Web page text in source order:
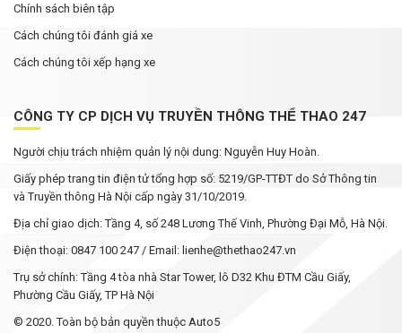
Chính sách biên tập
Cách chúng tôi đánh giá xe
Cách chúng tôi xếp hạng xe
CÔNG TY CP DỊCH VỤ TRUYỀN THÔNG THỂ THAO 247
Người chịu trách nhiệm quản lý nội dung: Nguyễn Huy Hoàn.
Giấy phép trang tin điện tử tổng hợp số: 5219/GP-TTĐT do Sở Thông tin
và Truyền thông Hà Nội cấp ngày 31/10/2019.
Địa chỉ giao dịch: Tầng 4, số 248 Lương Thế Vinh, Phường Đại Mỗ, Hà Nội.
Điện thoại: 0847 100 247 / Email: lienhe@thethao247.vn
Trụ sở chính: Tầng 4 tòa nhà Star Tower, lô D32 Khu ĐTM Cầu Giấy,
Phường Cầu Giấy, TP Hà Nội
© 2020. Toàn bộ bản quyền thuộc Auto5